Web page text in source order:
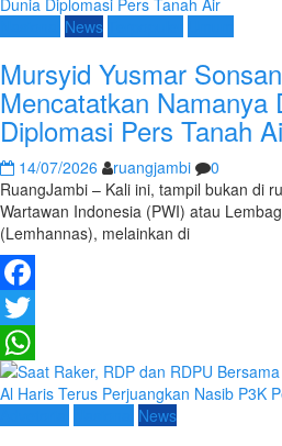
News
Mursyid Yusmar
Mencatatkan Namanya
Diplomasi Pers Tanah
14/07/2026 ruangjambi
0
RuangJambi – Kali ini, tampil bukan di
Wartawan Indonesia (PWI) atau
(Lemhannas), melainkan di
Facebook
Twitter
WhatsApp
News